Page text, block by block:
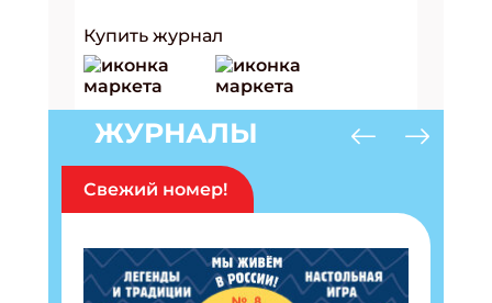
Купить журнал
ЖУРНАЛЫ
Свежий номер!